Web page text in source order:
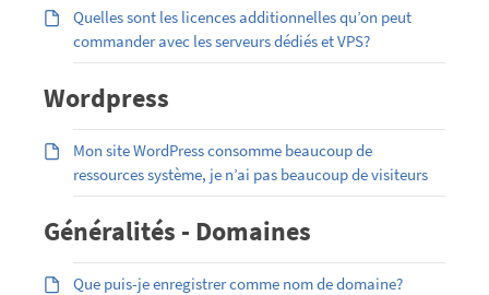
Quelles sont les licences additionnelles qu’on peut
commander avec les serveurs dédiés et VPS?
Wordpress
Mon site WordPress consomme beaucoup de
ressources système, je n’ai pas beaucoup de visiteurs
Généralités - Domaines
Que puis-je enregistrer comme nom de domaine?